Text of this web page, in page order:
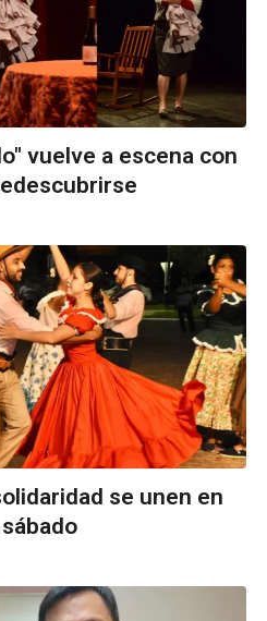
vuelve a escena con
se unen en